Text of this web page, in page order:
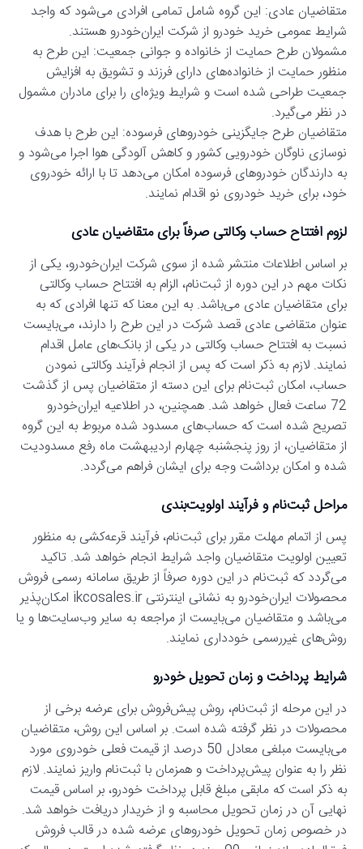
متقاضیان عادی: این گروه شامل تمامی افرادی می‌شود که واجد
شرایط عمومی خرید خودرو از شرکت ایران‌خودرو هستند.
مشمولان طرح حمایت از خانواده و جوانی جمعیت: این طرح به
منظور حمایت از خانواده‌های دارای فرزند و تشویق به افزایش
جمعیت طراحی شده است و شرایط ویژه‌ای را برای مادران مشمول
در نظر می‌گیرد.
متقاضیان طرح جایگزینی خودروهای فرسوده: این طرح با هدف
نوسازی ناوگان خودرویی کشور و کاهش آلودگی هوا اجرا می‌شود و
به دارندگان خودروهای فرسوده امکان می‌دهد تا با ارائه خودروی
خود، برای خرید خودروی نو اقدام نمایند.
لزوم افتتاح حساب وکالتی صرفاً برای متقاضیان عادی
بر اساس اطلاعات منتشر شده از سوی شرکت ایران‌خودرو، یکی از
نکات مهم در این دوره از ثبت‌نام، الزام به افتتاح حساب وکالتی
برای متقاضیان عادی می‌باشد. به این معنا که تنها افرادی که به
عنوان متقاضی عادی قصد شرکت در این طرح را دارند، می‌بایست
نسبت به افتتاح حساب وکالتی در یکی از بانک‌های عامل اقدام
نمایند. لازم به ذکر است که پس از انجام فرآیند وکالتی نمودن
حساب، امکان ثبت‌نام برای این دسته از متقاضیان پس از گذشت
72 ساعت فعال خواهد شد. همچنین، در اطلاعیه ایران‌خودرو
تصریح شده است که حساب‌های مسدود شده مربوط به این گروه
از متقاضیان، از روز پنجشنبه چهارم اردیبهشت ماه رفع مسدودیت
شده و امکان برداشت وجه برای ایشان فراهم می‌گردد.
مراحل ثبت‌نام و فرآیند اولویت‌بندی
پس از اتمام مهلت مقرر برای ثبت‌نام، فرآیند قرعه‌کشی به منظور
تعیین اولویت متقاضیان واجد شرایط انجام خواهد شد. تاکید
می‌گردد که ثبت‌نام در این دوره صرفاً از طریق سامانه رسمی فروش
محصولات ایران‌خودرو به نشانی اینترنتی ikcosales.ir امکان‌پذیر
می‌باشد و متقاضیان می‌بایست از مراجعه به سایر وب‌سایت‌ها و یا
روش‌های غیررسمی خودداری نمایند.
شرایط پرداخت و زمان تحویل خودرو
در این مرحله از ثبت‌نام، روش پیش‌فروش برای عرضه برخی از
محصولات در نظر گرفته شده است. بر اساس این روش، متقاضیان
می‌بایست مبلغی معادل 50 درصد از قیمت فعلی خودروی مورد
نظر را به عنوان پیش‌پرداخت و همزمان با ثبت‌نام واریز نمایند. لازم
به ذکر است که مابقی مبلغ قابل پرداخت خودرو، بر اساس قیمت
نهایی آن در زمان تحویل محاسبه و از خریدار دریافت خواهد شد.
در خصوص زمان تحویل خودروهای عرضه شده در قالب فروش